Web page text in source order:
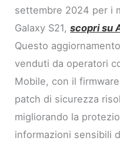
settembre 2024 per i
Galaxy S21,scopri su
Questo
venduti da operatori
Mobile, con il firmware
patch di sicurezza
migliorando la
informazioni sensibili